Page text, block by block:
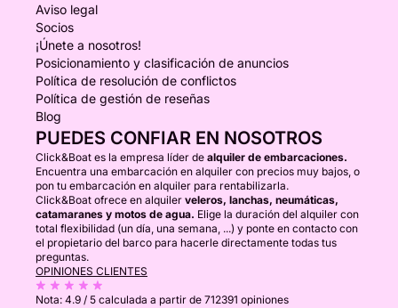
Aviso legal
Socios
¡Únete a nosotros!
Posicionamiento y clasificación de anuncios
Política de resolución de conflictos
Política de gestión de reseñas
Blog
PUEDES CONFIAR EN NOSOTROS
Click&Boat es la empresa líder de alquiler de embarcaciones.
Encuentra una embarcación en alquiler con precios muy bajos, o
pon tu embarcación en alquiler para rentabilizarla.
Click&Boat ofrece en alquiler veleros, lanchas, neumáticas,
catamaranes y motos de agua. Elige la duración del alquiler con
total flexibilidad (un día, una semana, ...) y ponte en contacto con
el propietario del barco para hacerle directamente todas tus
preguntas.
OPINIONES CLIENTES
Nota: 4.9 / 5 calculada a partir de 712391 opiniones